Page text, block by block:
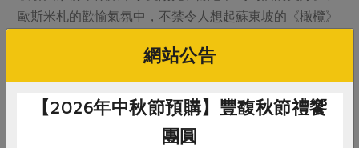
歐斯米札的歡愉氣氛中，不禁令人想起蘇東坡的《橄欖》
回齒頰，已輸崖蜜十分甜。」
網站公告
【2026年中秋節預購】豐馥秋節禮饗
團圓